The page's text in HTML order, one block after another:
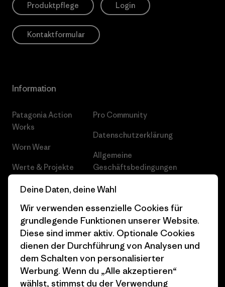
Produktpflege Login
Kontaktformular
Information
Patagonia Action
Works
Worn Wear
Werte & Projekte
Progress Report
Business Unusual
Klimaziele
1% For The Planet
Wie wir finanzieren
Pro Community
Datenschutzerklärung
Allgemeine
Geschäftsbedingungen
Cookie Einstellungen
Karriere
Pressekontakt
Industry program
Affiliate-Programm
Deine Daten, deine Wahl
Wir verwenden essenzielle Cookies für
grundlegende Funktionen unserer Website.
Diese sind immer aktiv. Optionale Cookies
dienen der Durchführung von Analysen und
dem Schalten von personalisierter
Werbung. Wenn du „Alle akzeptieren“
wählst, stimmst du der Verwendung